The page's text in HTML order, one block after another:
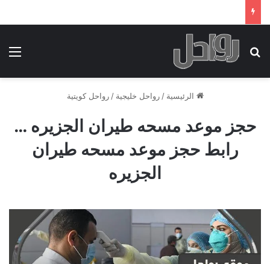
بحث عن
الرئيسية / رواحل خليجية / رواحل كويتية
حجز موعد مسحه طيران الجزيره …
رابط حجز موعد مسحه طيران
الجزيره